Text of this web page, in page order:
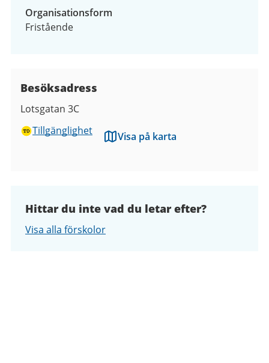
Organisationsform
Fristående
Besöksadress
Lotsgatan 3C
Tillgänglighet
Visa på karta
Hittar du inte vad du letar efter?
Visa alla förskolor